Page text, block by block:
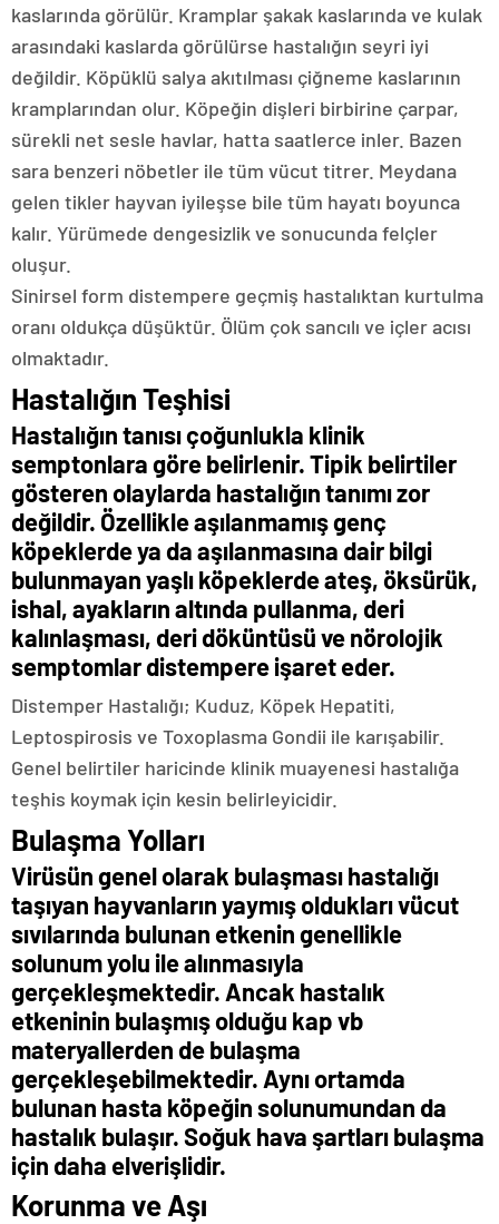
kaslarında görülür. Kramplar şakak kaslarında ve kulak
arasındaki kaslarda görülürse hastalığın seyri iyi
değildir. Köpüklü salya akıtılması çiğneme kaslarının
kramplarından olur. Köpeğin dişleri birbirine çarpar,
sürekli net sesle havlar, hatta saatlerce inler. Bazen
sara benzeri nöbetler ile tüm vücut titrer. Meydana
gelen tikler hayvan iyileşse bile tüm hayatı boyunca
kalır. Yürümede dengesizlik ve sonucunda felçler
oluşur.
Sinirsel form distempere geçmiş hastalıktan kurtulma
oranı oldukça düşüktür. Ölüm çok sancılı ve içler acısı
olmaktadır.
Hastalığın Teşhisi
Hastalığın tanısı çoğunlukla klinik
semptonlara göre belirlenir. Tipik belirtiler
gösteren olaylarda hastalığın tanımı zor
değildir. Özellikle aşılanmamış genç
köpeklerde ya da aşılanmasına dair bilgi
bulunmayan yaşlı köpeklerde ateş, öksürük,
ishal, ayakların altında pullanma, deri
kalınlaşması, deri döküntüsü ve nörolojik
semptomlar distempere işaret eder.
Distemper Hastalığı; Kuduz, Köpek Hepatiti,
Leptospirosis ve Toxoplasma Gondii ile karışabilir.
Genel belirtiler haricinde klinik muayenesi hastalığa
teşhis koymak için kesin belirleyicidir.
Bulaşma Yolları
Virüsün genel olarak bulaşması hastalığı
taşıyan hayvanların yaymış oldukları vücut
sıvılarında bulunan etkenin genellikle
solunum yolu ile alınmasıyla
gerçekleşmektedir. Ancak hastalık
etkeninin bulaşmış olduğu kap vb
materyallerden de bulaşma
gerçekleşebilmektedir. Aynı ortamda
bulunan hasta köpeğin solunumundan da
hastalık bulaşır. Soğuk hava şartları bulaşma
için daha elverişlidir.
Korunma ve Aşı